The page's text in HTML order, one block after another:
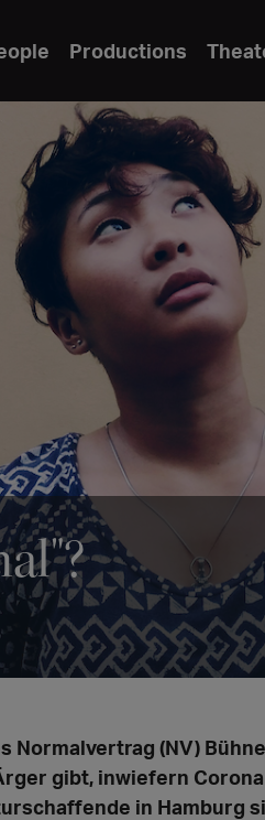
Productions
Normalvertrag (NV)
gibt, inwiefern
in Hamburg